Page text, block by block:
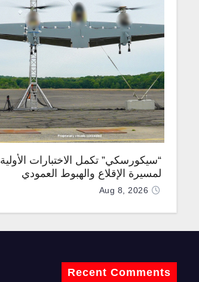
“سيكورسكي” تكمل الاختبارات الأولية
لمسيرة الإقلاع والهبوط العمودي
“نوماد 100”Aug 8, 2026
Recent Comments